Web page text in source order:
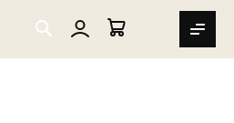
SEARCH
MIN VARUKORG